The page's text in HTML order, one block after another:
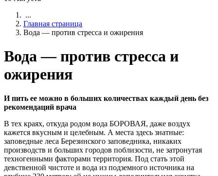
...
Главная страница
Вода — против стресса и ожирения
Вода — против стресса и
ожирения
И пить ее можно в больших количествах каждый день без
рекомендаций врача
В тех краях, откуда родом вода БОРОВАЯ, даже воздух
кажется вкусным и целебным. А места здесь знатные:
заповедные леса Березинского заповедника, никаких
производств и больших городов поблизости, не затронутая
техногенными факторами территория. Под стать этой
девственной чистоте и вода из подземного источника на